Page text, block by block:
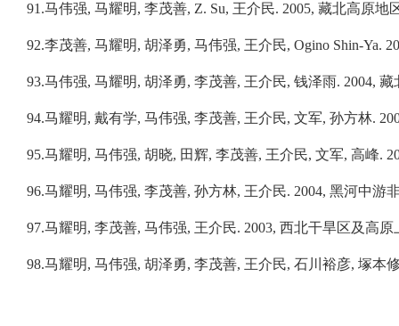
91.马伟强, 马耀明, 李茂善, Z. Su, 王介民. 2005, 藏北高原地
92.李茂善, 马耀明, 胡泽勇, 马伟强, 王介民, Ogino Shin-Ya.
93.马伟强, 马耀明, 胡泽勇, 李茂善, 王介民, 钱泽雨. 2004, 藏
94.马耀明, 戴有学, 马伟强, 李茂善, 王介民, 文军, 孙方林.
95.马耀明, 马伟强, 胡晓, 田辉, 李茂善, 王介民, 文军, 高峰.
96.马耀明, 马伟强, 李茂善, 孙方林, 王介民. 2004, 黑河中游
97.马耀明, 李茂善, 马伟强, 王介民. 2003, 西北干旱区及高原
98.马耀明, 马伟强, 胡泽勇, 李茂善, 王介民, 石川裕彦, 塚本